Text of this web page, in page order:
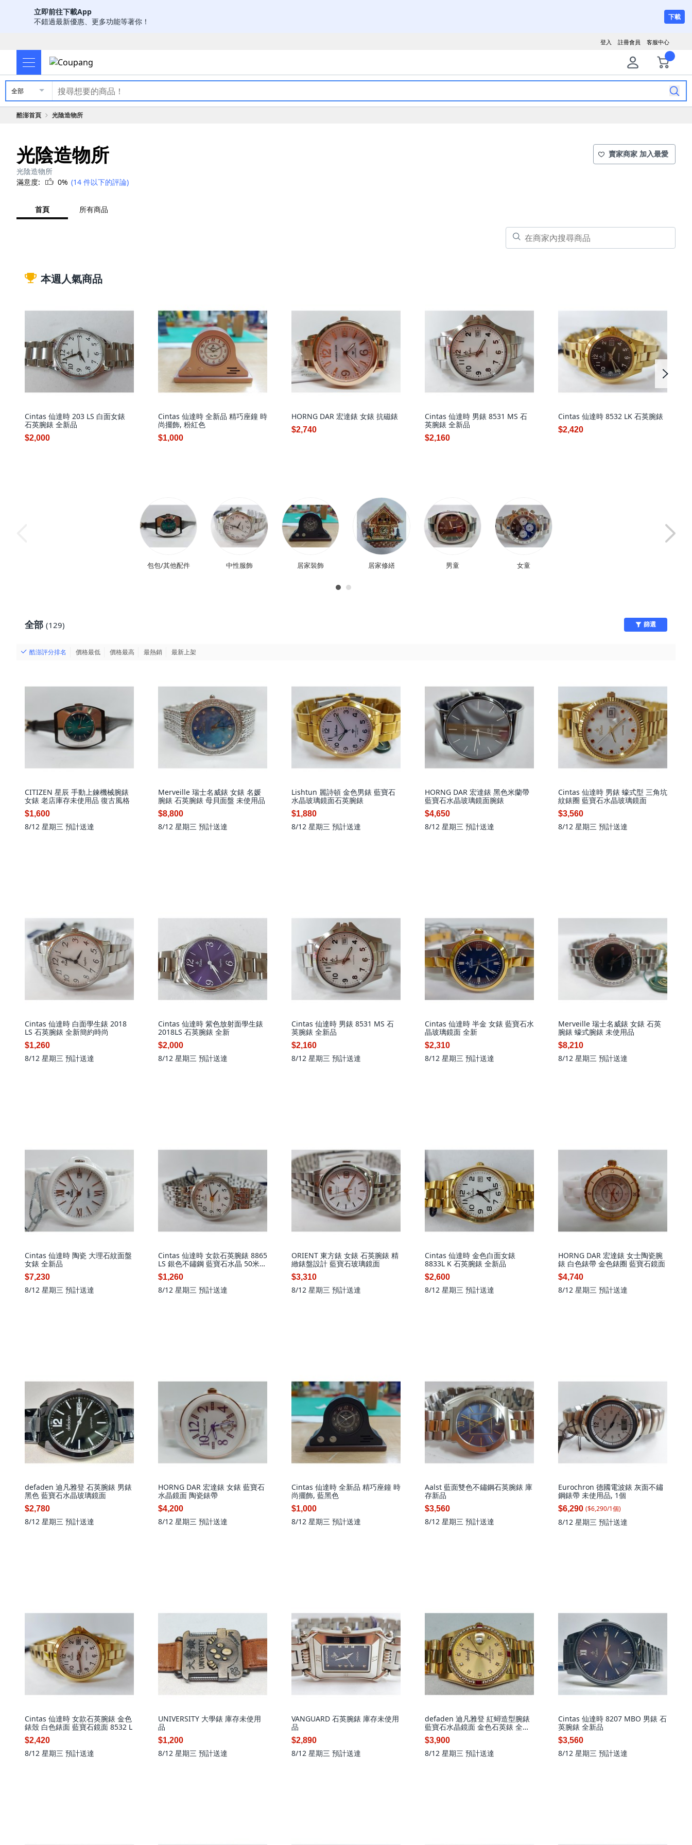
立即前往下載App
不錯過最新優惠、更多功能等著你！
下載
客服中心
註冊會員
登入
全部
酷澎首頁 光陰造物所
光陰造物所
光陰造物所
滿意度:
0% (14 件以下的評論)
賣家商家 加入最愛
首頁 所有商品
本週人氣商品
Cintas 仙達時 203 LS 白面女錶
石英腕錶 全新品
$2,000
Cintas 仙達時 全新品 精巧座鐘 時
尚擺飾, 粉紅色
$1,000
HORNG DAR 宏達錶 女錶 抗磁錶
$2,740
Cintas 仙達時 男錶 8531 MS 石
英腕錶 全新品
$2,160
Cintas 仙達時 8532 LK 石英腕錶
$2,420
包包/其他配件 中性服飾 居家裝飾 居家修繕 男童 女童
全部 (129) 篩選
酷澎評分排名 價格最低 價格最高 最熱銷 最新上架
CITIZEN 星辰 手動上鍊機械腕錶
女錶 老店庫存未使用品 復古風格
$1,600
8/12 星期三 預計送達
Merveille 瑞士名威錶 女錶 名媛
腕錶 石英腕錶 母貝面盤 未使用品
$8,800
8/12 星期三 預計送達
Lishtun 麗詩頓 金色男錶 藍寶石
水晶玻璃鏡面石英腕錶
$1,880
8/12 星期三 預計送達
HORNG DAR 宏達錶 黑色米蘭帶
藍寶石水晶玻璃鏡面腕錶
$4,650
8/12 星期三 預計送達
Cintas 仙達時 男錶 蠔式型 三角坑
紋錶圈 藍寶石水晶玻璃鏡面
$3,560
8/12 星期三 預計送達
Cintas 仙達時 白面學生錶 2018
LS 石英腕錶 全新簡約時尚
$1,260
8/12 星期三 預計送達
Cintas 仙達時 紫色放射面學生錶
2018LS 石英腕錶 全新
$2,000
8/12 星期三 預計送達
Cintas 仙達時 男錶 8531 MS 石
英腕錶 全新品
$2,160
8/12 星期三 預計送達
Cintas 仙達時 半金 女錶 藍寶石水
晶玻璃鏡面 全新
$2,310
8/12 星期三 預計送達
Merveille 瑞士名威錶 女錶 石英
腕錶 蠔式腕錶 未使用品
$8,210
8/12 星期三 預計送達
Cintas 仙達時 陶瓷 大理石紋面盤
女錶 全新品
$7,230
8/12 星期三 預計送達
Cintas 仙達時 女款石英腕錶 8865
LS 銀色不鏽鋼 藍寶石水晶 50米防
水
$1,260
8/12 星期三 預計送達
ORIENT 東方錶 女錶 石英腕錶 精
緻錶盤設計 藍寶石玻璃鏡面
$3,310
8/12 星期三 預計送達
Cintas 仙達時 金色白面女錶
8833L K 石英腕錶 全新品
$2,600
8/12 星期三 預計送達
HORNG DAR 宏達錶 女士陶瓷腕
錶 白色錶帶 金色錶圈 藍寶石鏡面
$4,740
8/12 星期三 預計送達
defaden 迪凡雅登 石英腕錶 男錶
黑色 藍寶石水晶玻璃鏡面
$2,780
8/12 星期三 預計送達
HORNG DAR 宏達錶 女錶 藍寶石
水晶鏡面 陶瓷錶帶
$4,200
8/12 星期三 預計送達
Cintas 仙達時 全新品 精巧座鐘 時
尚擺飾, 藍黑色
$1,000
8/12 星期三 預計送達
Aalst 藍面雙色不鏽鋼石英腕錶 庫
存新品
$3,560
8/12 星期三 預計送達
Eurochron 德國電波錶 灰面不鏽
鋼錶帶 未使用品, 1個
$6,290 ($6,290/1個)
8/12 星期三 預計送達
Cintas 仙達時 女款石英腕錶 金色
錶殼 白色錶面 藍寶石鏡面 8532 L
$2,420
8/12 星期三 預計送達
UNIVERSITY 大學錶 庫存未使用
品
$1,200
8/12 星期三 預計送達
VANGUARD 石英腕錶 庫存未使用
品
$2,890
8/12 星期三 預計送達
defaden 迪凡雅登 紅蟳造型腕錶
藍寶石水晶鏡面 金色石英錶 全新
精品
$3,900
8/12 星期三 預計送達
Cintas 仙達時 8207 MBO 男錶 石
英腕錶 全新品
$3,560
8/12 星期三 預計送達